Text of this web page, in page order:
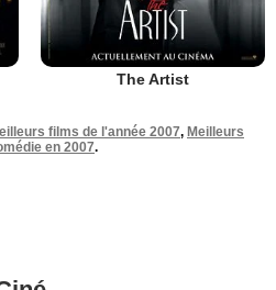
The Artist
films de l'année 2007, Meilleurs
en 2007.